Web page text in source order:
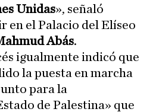
Unidas», señaló
en el Palacio del Elíseo
Abás.
igualmente indicó que
la puesta en marcha
para la
de Palestina» que